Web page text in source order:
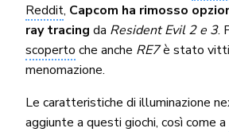
Reddit, Capcom ha rimosso
ray tracing da Resident Evil 2 e 3.
scoperto che anche RE7è stato
menomazione.
Le caratteristiche di illuminazione
aggiunte a questi giochi, così come a